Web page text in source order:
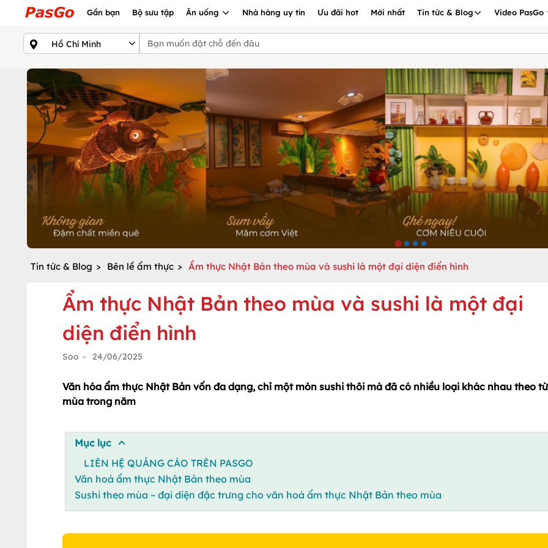
Gần bạn Bộ sưu tập Ăn uống Nhà hàng uy tín Ưu đãi hot Mới nhất Tin tức & Blog Video PasGo
Tin tức & Blog > Bên lề ẩm thực > Ẩm thực Nhật Bản theo mùa và sushi là một đại diện điển hình
Ẩm thực Nhật Bản theo mùa và sushi là một đại
diện điển hình
Soo - 24/06/2025
Văn hóa ẩm thực Nhật Bản vốn đa dạng, chỉ một món sushi thôi mà đã có nhiều loại khác nhau theo
mùa trong năm
Mục lục
LIÊN HỆ QUẢNG CÁO TRÊN PASGO
Văn hoá ẩm thực Nhật Bản theo mùa
Sushi theo mùa – đại diện đặc trưng cho văn hoá ẩm thực Nhật Bản theo mùa